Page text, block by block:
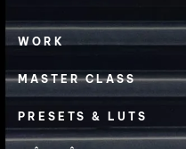
WORK
MASTER CLASS
PRESETS & LUTS